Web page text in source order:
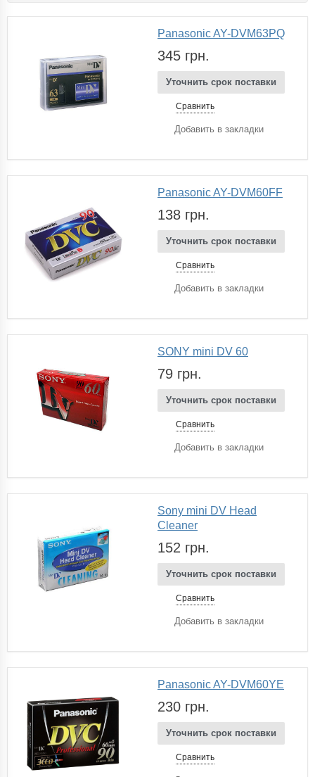
Panasonic AY-DVM63PQ
345 грн.
Уточнить срок поставки
Сравнить
Добавить в закладки
Panasonic AY-DVM60FF
138 грн.
Уточнить срок поставки
Сравнить
Добавить в закладки
SONY mini DV 60
79 грн.
Уточнить срок поставки
Сравнить
Добавить в закладки
Sony mini DV Head
Cleaner
152 грн.
Уточнить срок поставки
Сравнить
Добавить в закладки
Panasonic AY-DVM60YE
230 грн.
Уточнить срок поставки
Сравнить